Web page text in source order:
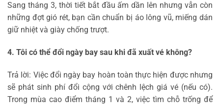
Sang tháng 3, thời tiết bắt đầu ấm dần lên nhưng vẫn còn
những đợt gió rét, bạn cần chuẩn bị áo lông vũ, miếng dán
giữ nhiệt và giày chống trượt.
4. Tôi có thể đổi ngày bay sau khi đã xuất vé không?
Trả lời: Việc đổi ngày bay hoàn toàn thực hiện được nhưng
sẽ phát sinh phí đổi cộng với chênh lệch giá vé (nếu có).
Trong mùa cao điểm tháng 1 và 2, việc tìm chỗ trống để